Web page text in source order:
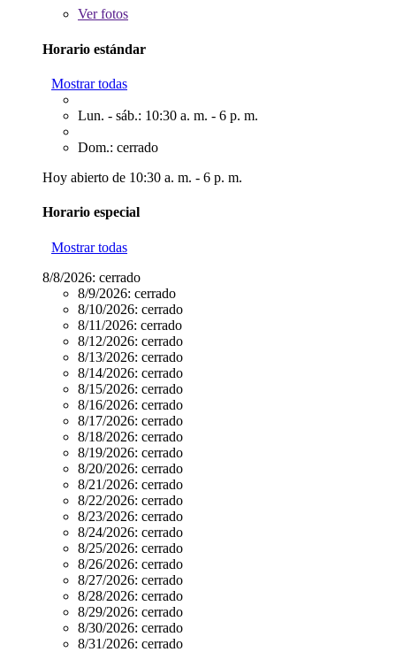
Verfotos
Horario estándar
Mostrar todas
Lun. - sáb.: 10:30 a. m. - 6 p. m.
Dom.: cerrado
Hoy abierto de 10:30 a. m. - 6 p. m.
Horario especial
Mostrar todas
8/8/2026: cerrado
8/9/2026: cerrado
8/10/2026: cerrado
8/11/2026: cerrado
8/12/2026: cerrado
8/13/2026: cerrado
8/14/2026: cerrado
8/15/2026: cerrado
8/16/2026: cerrado
8/17/2026: cerrado
8/18/2026: cerrado
8/19/2026: cerrado
8/20/2026: cerrado
8/21/2026: cerrado
8/22/2026: cerrado
8/23/2026: cerrado
8/24/2026: cerrado
8/25/2026: cerrado
8/26/2026: cerrado
8/27/2026: cerrado
8/28/2026: cerrado
8/29/2026: cerrado
8/30/2026: cerrado
8/31/2026: cerrado